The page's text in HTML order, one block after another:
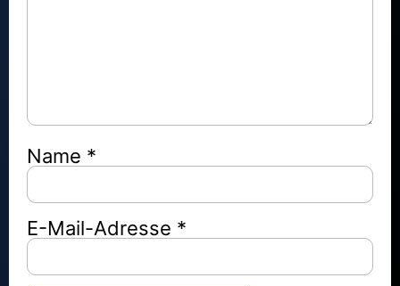
Name *
E-Mail-Adresse *